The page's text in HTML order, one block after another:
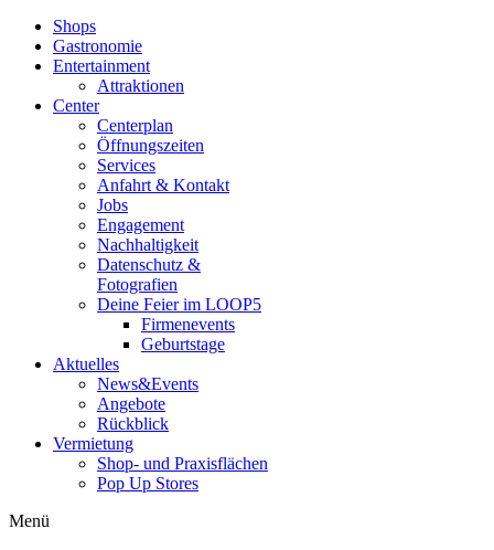
Shops
Gastronomie
Entertainment
Attraktionen
Center
Centerplan
Öffnungszeiten
Services
Anfahrt & Kontakt
Jobs
Engagement
Nachhaltigkeit
Datenschutz &
Fotografien
Deine Feier im LOOP5
Firmenevents
Geburtstage
Aktuelles
News&Events
Angebote
Rückblick
Vermietung
Shop- und Praxisflächen
Pop Up Stores
Menü